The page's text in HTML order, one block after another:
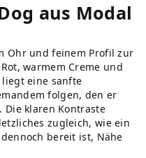
aus Modal
Ohr und feinem Profil zur
warmem Creme und
eine sanfte
folgen, den er
Die klaren Kontraste
zugleich, wie ein
bereit ist, Nähe